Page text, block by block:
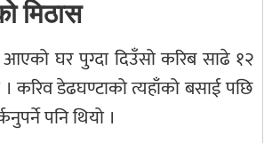
मिठास
आएको घर पुग्दा दिउँसो करिब साढे १२
करिव डेढघण्टाको त्यहाँको बसाई पछि
पनि थियो ।